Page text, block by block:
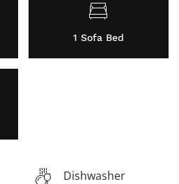
1 Sofa Bed
Dishwasher